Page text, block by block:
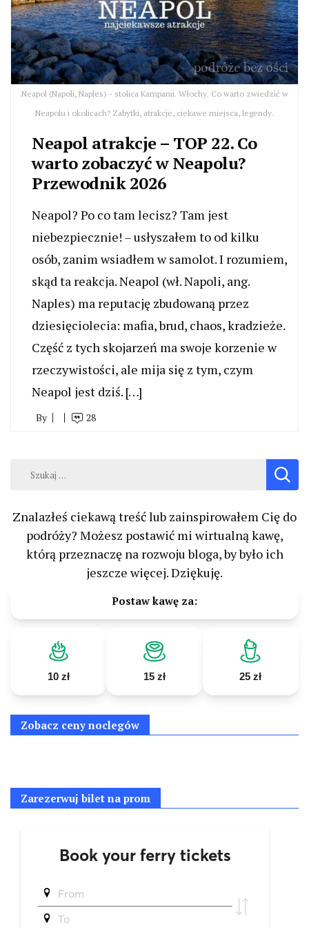
Neapol (Napoli, Naples) - stolica Kampanii. Włochy. Co warto zwiedzić w
Neapolu i okolicach? Zabytki, atrakcje, ciekawe miejsca, legendy.
Neapol atrakcje – TOP 22. Co
warto zobaczyć w Neapolu?
Przewodnik 2026
Neapol? Po co tam lecisz? Tam jest
niebezpiecznie! – usłyszałem to od kilku
osób, zanim wsiadłem w samolot. I rozumiem,
skąd ta reakcja. Neapol (wł. Napoli, ang.
Naples) ma reputację zbudowaną przez
dziesięciolecia: mafia, brud, chaos, kradzieże.
Część z tych skojarzeń ma swoje korzenie w
rzeczywistości, ale mija się z tym, czym
Neapol jest dziś. […]
By 28
Szukaj:
Znalazłeś ciekawą treść lub zainspirowałem Cię do
podróży? Możesz postawić mi wirtualną kawę,
którą przeznaczę na rozwoju bloga, by było ich
jeszcze więcej. Dziękuję.
Postaw kawę za:
10 zł 15 zł 25 zł
Zobacz ceny noclegów
Zarezerwuj bilet na prom